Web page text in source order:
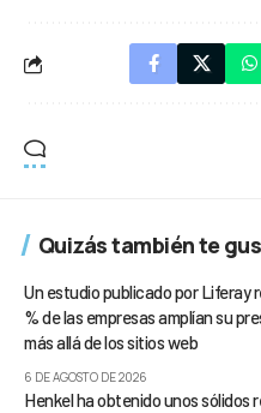
Quizás también te
Un estudio publicado por Liferay
% de las empresas amplían su
más allá de los sitios web
6 DE AGOSTO DE 2026
Henkel ha obtenido unos sólidos